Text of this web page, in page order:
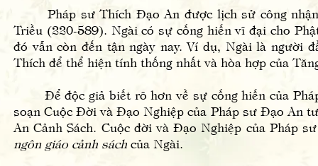
Pháp sư Thích Đạo An được lịch sử công nhận
Triều (220-589). Ngài có sự cống hiến vĩ đại cho
đó vẫn còn đến tận ngày nay. Ví dụ, Ngài là người
Thích để thể hiện tính thống nhất và hòa hợp của
Để độc giả biết rõ hơn về sự cống hiến của
soạn Cuộc Đời và Đạo Nghiệp của Pháp sư Đạo An
An Cảnh Sách. Cuộc đời và Đạo Nghiệp của Pháp
ngôn giáo cảnh sách của Ngài.